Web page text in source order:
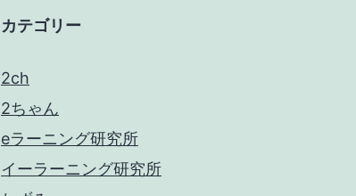
カテゴリー
2ch
2ちゃん
eラーニング研究所
イーラーニング研究所